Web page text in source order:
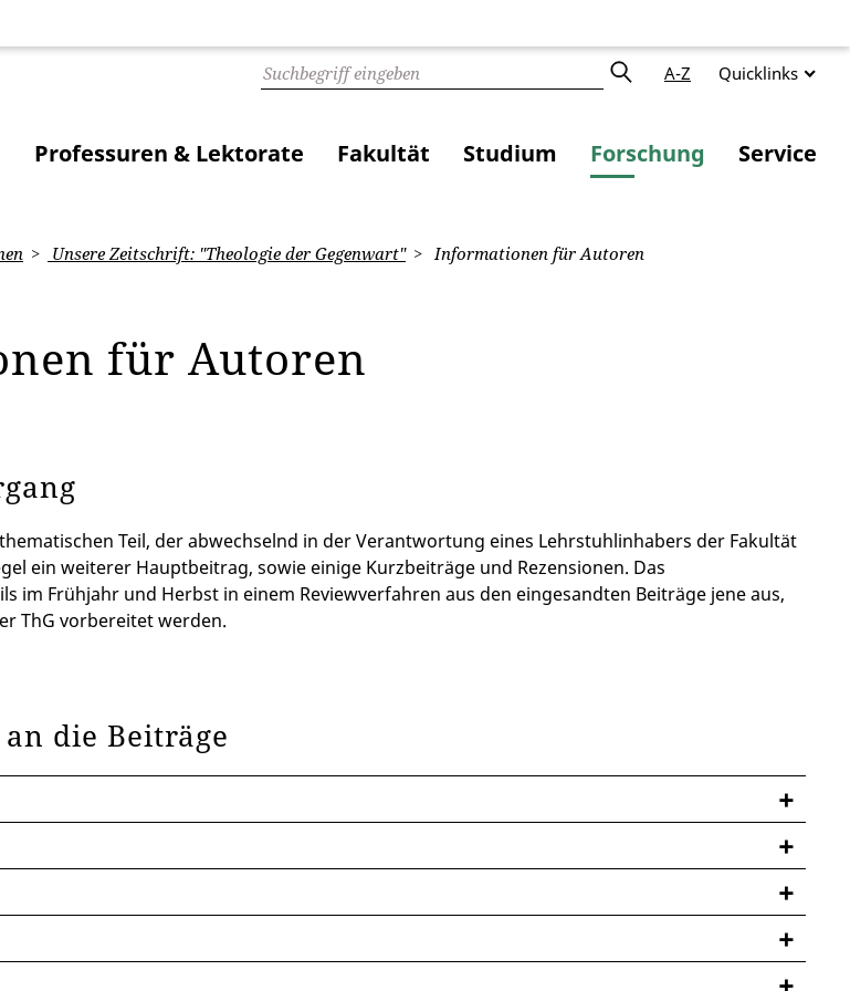
A-Z Quicklinks
Professuren & Lektorate Fakultät Studium Forschung Service
Unsere Zeitschrift: "Theologie der Gegenwart" Informationen für Autoren
für Autoren
Teil, der abwechselnd in der Verantwortung eines Lehrstuhlinhabers der Fakultät
ein weiterer Hauptbeitrag, sowie einige Kurzbeiträge und Rezensionen. Das
im Frühjahr und Herbst in einem Reviewverfahren aus den eingesandten Beiträge jene aus,
ThG vorbereitet werden.
die Beiträge
an Kurzbeiträgen, die gegenwärtig in folgenden Rubriken gesetzt werden:
zu neuen theologischen Veröffentlichungen von allgemeinem Interesse. Diese
umfassen. Bitte setzen Sie an den Schluss Ihres Beitrags Ihren Namen sowie Ihre dienstliche
am Ende des Heftes veröffentlicht wird, und an die Sie Ihr Belegexemplar
Regeln der neuen deutschen Rechtschreibung. Bei Literaturzitationen ist jedoch die